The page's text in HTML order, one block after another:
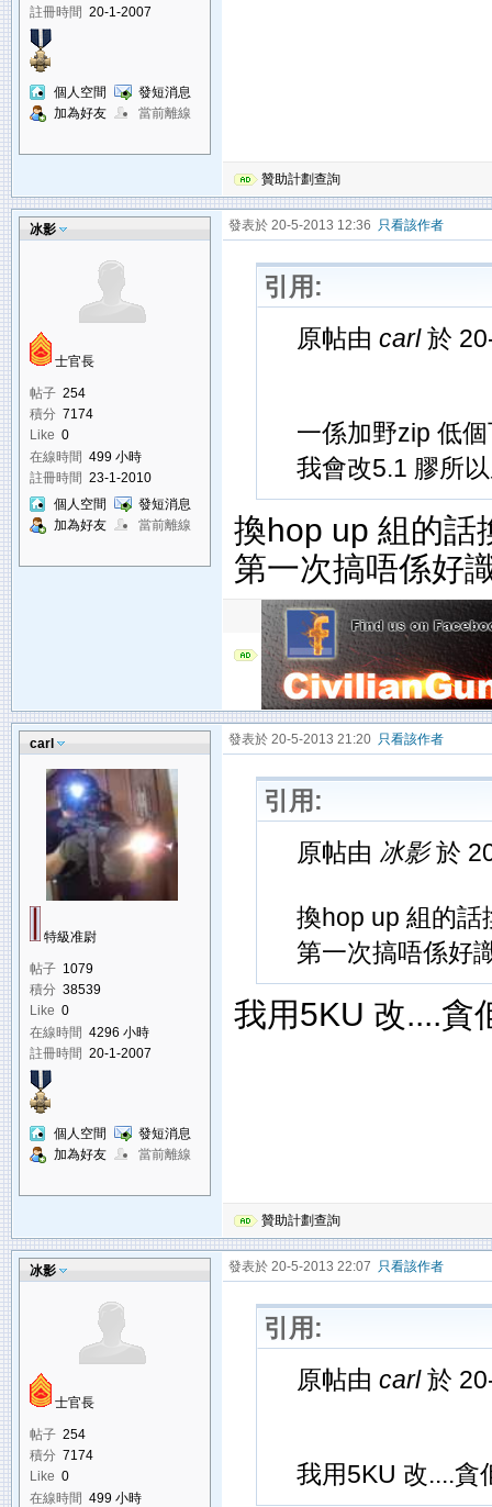
註冊時間 20-1-2007
個人空間
發短消息
加為好友
當前離線
贊助計劃查詢
冰影
士官長
帖子 254
積分 7174
Like 0
在線時間 499 小時
註冊時間 23-1-2010
個人空間
發短消息
加為好友
當前離線
發表於 20-5-2013 12:36 只看該作者
引用:
原帖由 carl於
一係加野zip 低
我會改5.1 膠所
換hop up 組的話
第一次搞唔係好
carl
特級准尉
帖子 1079
積分 38539
Like 0
在線時間 4296 小時
註冊時間 20-1-2007
個人空間
發短消息
加為好友
當前離線
發表於 20-5-2013 21:20 只看該作者
引用:
原帖由 冰影於
換hop up 組的話
第一次搞唔係好
我用5KU 改....貪
贊助計劃查詢
冰影
士官長
帖子 254
積分 7174
Like 0
在線時間 499 小時
發表於 20-5-2013 22:07 只看該作者
引用:
原帖由 carl於
我用5KU 改....貪